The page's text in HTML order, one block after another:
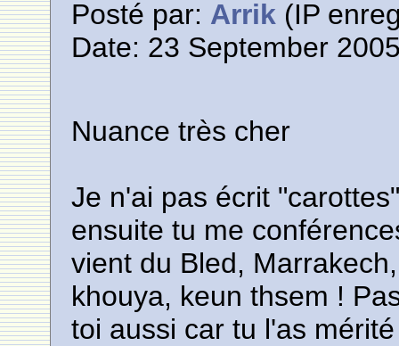
Posté par: Arrik (IP
Date: 23 September
Nuance très cher
Je n'ai pas écrit
ensuite tu me
vient du Bled,
khouya, keun thsem !
toi aussi car tu l'as